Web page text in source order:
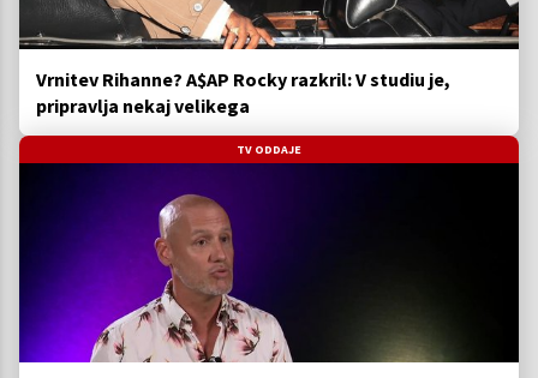
Vrnitev Rihanne? A$AP Rocky razkril: V studiu je,
pripravlja nekaj velikega
TV ODDAJE